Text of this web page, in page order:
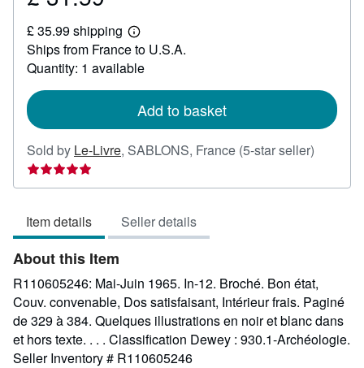
31.59
£ 35.99 shipping
Learn
more
about
shipping
Ships from France to U.S.A.
Quantity: 1 available
Add to basket
Sold by Le-Livre, SABLONS, France (5-star seller)
5
Item details Seller details
About this Item
R110605246: Mai-Juin 1965. In-12. Broché. Bon état,
Couv. convenable, Dos satisfaisant, Intérieur frais. Paginé
de 329 à 384. Quelques illustrations en noir et blanc dans
et hors texte. . . . Classification Dewey : 930.1-Archéologie.
Seller Inventory # R110605246